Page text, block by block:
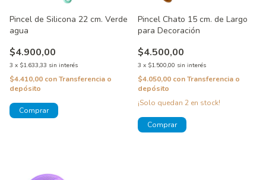
Pincel de Silicona 22 cm. Verde
agua
$4.900,00
3 x $1.633,33 sin interés
$4.410,00 conTransferencia o
depósito
Pincel Chato 15 cm. de Largo
para Decoración
$4.500,00
3 x $1.500,00 sin interés
$4.050,00 conTransferencia o
depósito
¡Solo quedan 2 en stock!